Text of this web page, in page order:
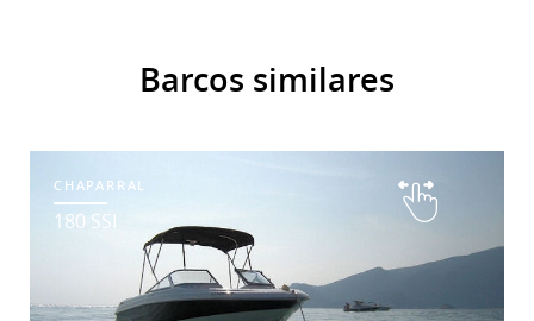
Barcos similares
CHAPARRAL
180 SSI